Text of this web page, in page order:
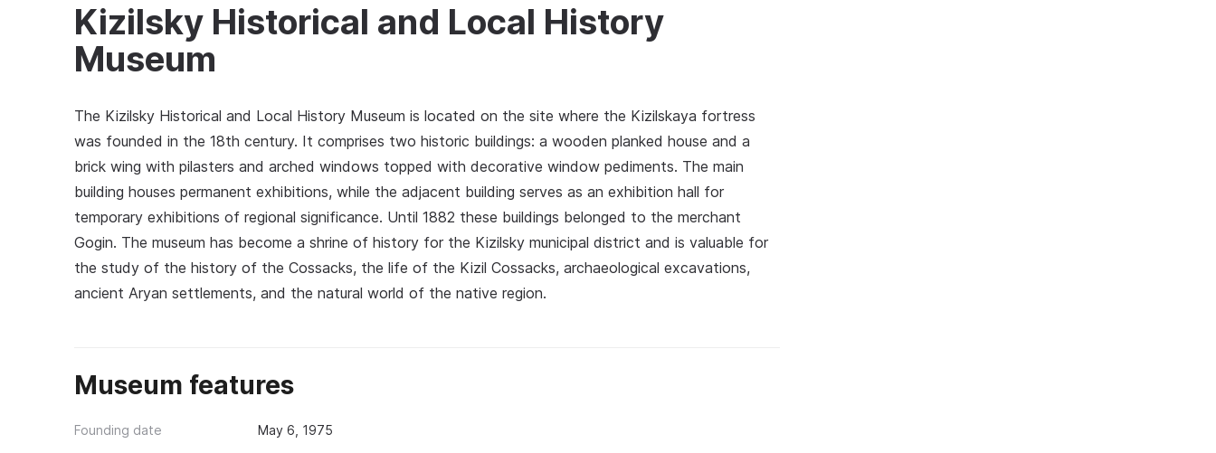
Kizilsky Historical and Local History
Museum
The Kizilsky Historical and Local History Museum is located on the site where the Kizilskaya fortress
was founded in the 18th century. It comprises two historic buildings: a wooden planked house and a
brick wing with pilasters and arched windows topped with decorative window pediments. The main
building houses permanent exhibitions, while the adjacent building serves as an exhibition hall for
temporary exhibitions of regional significance. Until 1882 these buildings belonged to the merchant
Gogin. The museum has become a shrine of history for the Kizilsky municipal district and is valuable for
the study of the history of the Cossacks, the life of the Kizil Cossacks, archaeological excavations,
ancient Aryan settlements, and the natural world of the native region.
Museum features
Founding date May 6, 1975